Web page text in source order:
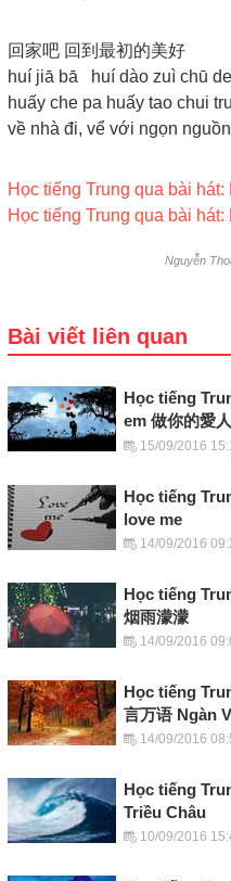
回家吧 回到最初的美好
huí jiā bā huí dào zuì chū
huấy che pa huấy tao chui
về nhà đi, vể với ngọn
Học tiếng Trung qua bài
Học tiếng Trung qua bài
Nguyễn
Bài viết liên quan
Học tiếng
em 做你的愛人
15/09/2016
Học tiếng
love me
14/09/2016
Học tiếng
烟雨濛濛
14/09/2016
Học tiếng
言万语 Ngàn
14/09/2016
Học tiếng
Triều Châu
10/09/2016